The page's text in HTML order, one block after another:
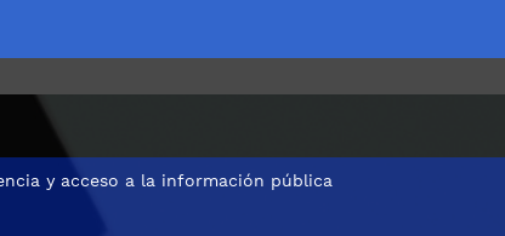
y acceso a la información pública